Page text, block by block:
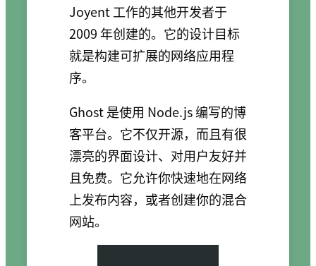
Joyent 工作的其他开发者于
2009 年创建的。它的设计目标
就是构建可扩展的网络应用程
序。
Ghost 是使用 Node.js 编写的博
客平台。它不仅开源，而且有很
漂亮的界面设计、对用户友好并
且免费。它允许你快速地在网络
上发布内容，或者创建你的混合
网站。